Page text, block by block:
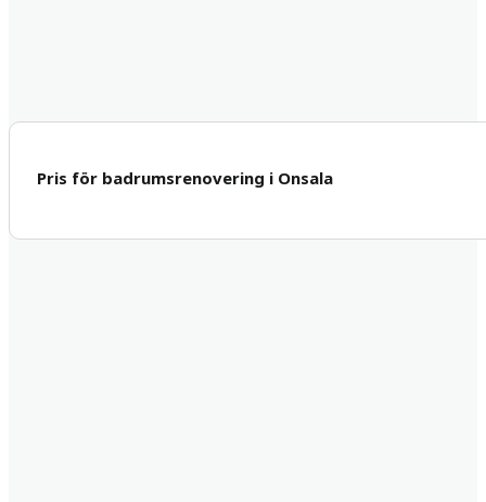
Pris för badrumsrenovering i Onsala